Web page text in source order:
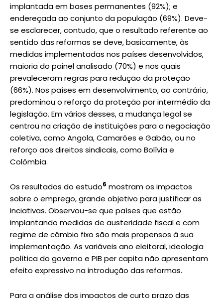
implantada em bases permanentes (92%); e
endereçada ao conjunto da população (69%). Deve-
se esclarecer, contudo, que o resultado referente ao
sentido das reformas se deve, basicamente, às
medidas implementadas nos países desenvolvidos,
maioria do painel analisado (70%) e nos quais
prevaleceram regras para redução da proteção
(66%). Nos países em desenvolvimento, ao contrário,
predominou o reforço da proteção por intermédio da
legislação. Em vários desses, a mudança legal se
centrou na criação de instituições para a negociação
coletiva, como Angola, Camarões e Gabão, ou no
reforço aos direitos sindicais, como Bolívia e
Colômbia.
Os resultados do estudo6 mostram os impactos
sobre o emprego, grande objetivo para justificar as
inciativas. Observou-se que países que estão
implantando medidas de austeridade fiscal e com
regime de câmbio fixo são mais propensos à sua
implementação. As variáveis ano eleitoral, ideologia
política do governo e PIB per capita não apresentam
efeito expressivo na introdução das reformas.
Para a análise dos impactos de curto prazo das